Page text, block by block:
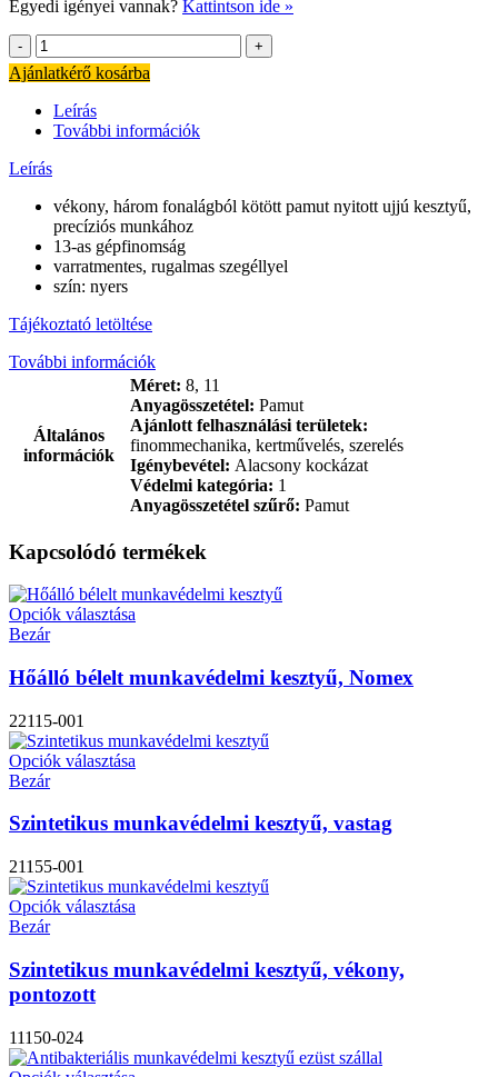
Egyedi igényei vannak? Kattintson ide »
Nyitott
ujjú
pamut
munkavédelmi
kesztyű
mennyiség
Ajánlatkérő kosárba
Leírás
További információk
Leírás
vékony, három fonalágból kötött pamut nyitott ujjú kesztyű,
precíziós munkához
13-as gépfinomság
varratmentes, rugalmas szegéllyel
szín: nyers
Tájékoztató letöltése
További információk
Általános
információk
Méret: 8, 11
Anyagösszetétel: Pamut
Ajánlott felhasználási területek:
finommechanika, kertművelés, szerelés
Igénybevétel: Alacsony kockázat
Védelmi kategória: 1
Anyagösszetétel szűrő: Pamut
Kapcsolódó termékek
Opciók választása
Bezár
Hőálló bélelt munkavédelmi kesztyű, Nomex
22115-001
Opciók választása
Bezár
Szintetikus munkavédelmi kesztyű, vastag
21155-001
Opciók választása
Bezár
Szintetikus munkavédelmi kesztyű, vékony,
pontozott
11150-024